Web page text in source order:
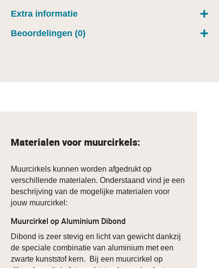
Extra informatie
Beoordelingen (0)
Materialen voor muurcirkels:
Muurcirkels kunnen worden afgedrukt op
verschillende materialen. Onderstaand vind je een
beschrijving van de mogelijke materialen voor
jouw muurcirkel:
Muurcirkel op Aluminium Dibond
Dibond is zeer stevig en licht van gewicht dankzij
de speciale combinatie van aluminium met een
zwarte kunststof kern. Bij een muurcirkel op